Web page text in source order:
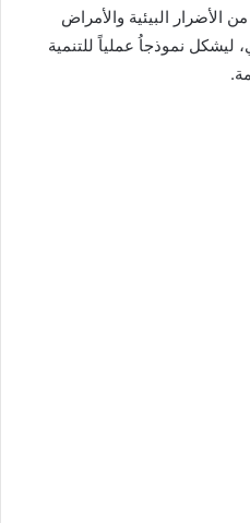
الأضرار البيئية والأمراض
ليشكل نموذجاُ عملياً للتنمية